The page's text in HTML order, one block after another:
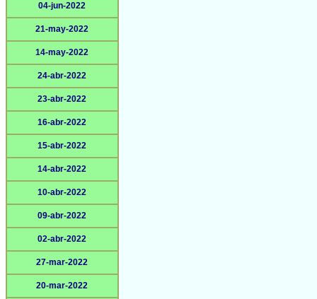
04-jun-2022
21-may-2022
14-may-2022
24-abr-2022
23-abr-2022
16-abr-2022
15-abr-2022
14-abr-2022
10-abr-2022
09-abr-2022
02-abr-2022
27-mar-2022
20-mar-2022